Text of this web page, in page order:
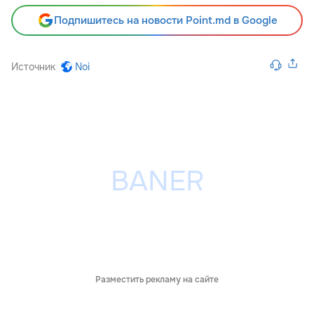
Подпишитесь на новости Point.md в Google
Источник Noi
Разместить рекламу на сайте